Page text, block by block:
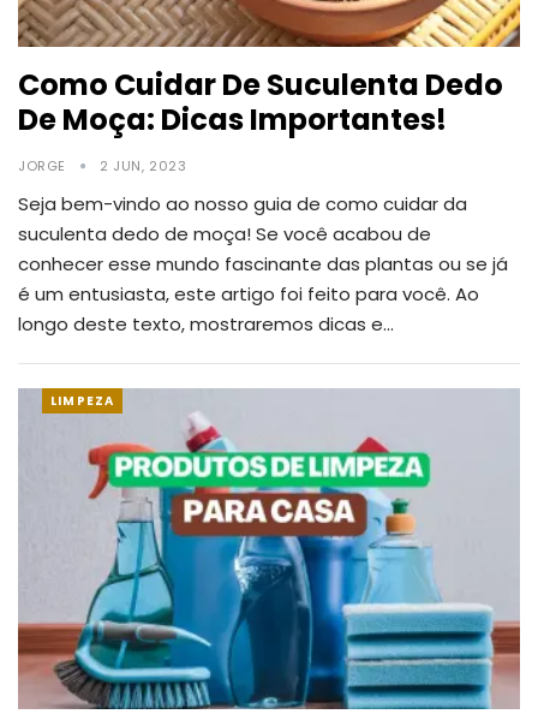
Como Cuidar De Suculenta Dedo
De Moça: Dicas Importantes!
JORGE 2 JUN, 2023
Seja bem-vindo ao nosso guia de como cuidar da
suculenta dedo de moça! Se você acabou de
conhecer esse mundo fascinante das plantas ou se já
é um entusiasta, este artigo foi feito para você. Ao
longo deste texto, mostraremos dicas e…
LIMPEZA